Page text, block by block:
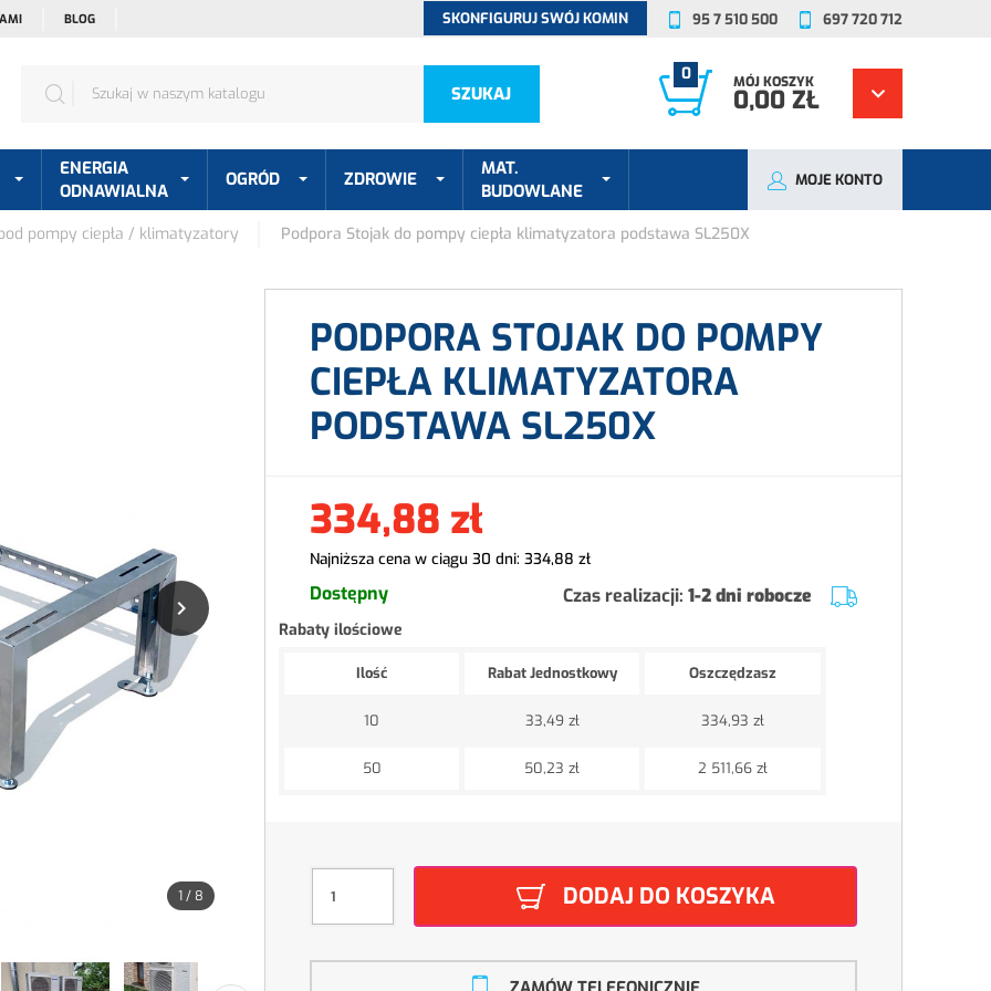
BLOG SKONFIGURUJ SWÓJ KOMIN 95 7 510 500 697 720 712
SZUKAJ
0 MÓJ KOSZYK
0,00 ZŁ
ENERGIA
ODNAWIALNA
OGRÓD ZDROWIE
MAT.
BUDOWLANE
MOJE KONTO
pompy ciepła / klimatyzatory Podpora Stojak do pompy ciepła klimatyzatora podstawa SL250X

1/ 8
PODPORA STOJAK DO POMPY
CIEPŁA KLIMATYZATORA
PODSTAWA SL250X
334,88 zł
Najniższa cena w ciągu 30 dni: 334,88 zł
Dostępny Czas realizacji: 1-2 dni robocze
Rabaty ilościowe
Ilość Rabat Jednostkowy Oszczędzasz
10 33,49 zł 334,93 zł
50 50,23 zł 2 511,66 zł
DODAJ DO KOSZYKA